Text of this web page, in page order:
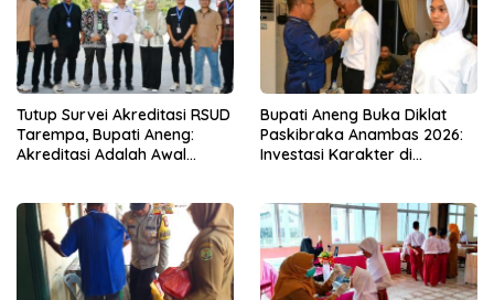
Tutup Survei Akreditasi RSUD
Tarempa, Bupati Aneng:
Akreditasi Adalah Awal
Bupati Aneng Buka Diklat
Paskibraka Anambas 2026:
Investasi Karakter di